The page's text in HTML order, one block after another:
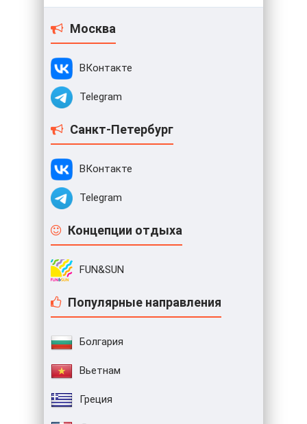
Москва
ВКонтакте
Telegram
Санкт-Петербург
ВКонтакте
Telegram
Концепции отдыха
FUN&SUN
Популярные направления
Болгария
Вьетнам
Греция